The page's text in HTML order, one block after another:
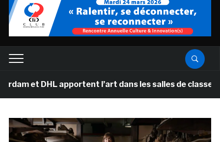
apportent l’art dans les salles de classe des